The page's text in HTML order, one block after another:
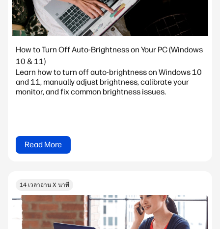
How to Turn Off Auto-Brightness on Your PC (Windows
10 & 11)
Learn how to turn off auto-brightness on Windows 10
and 11, manually adjust brightness, calibrate your
monitor, and fix common brightness issues.
Read More
14 เวลาอ่าน X นาที